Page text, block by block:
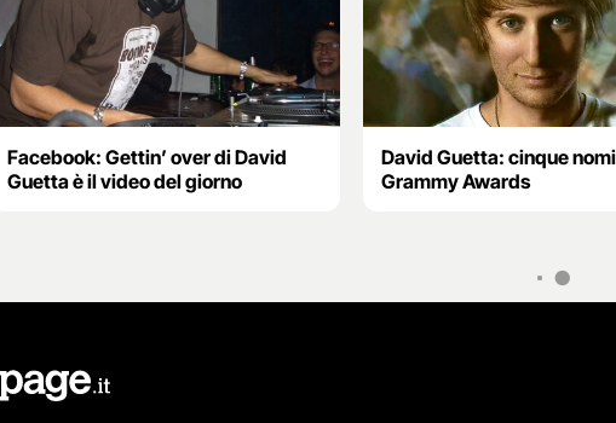
Facebook: Gettin’ over di David
Guetta è il video del giorno
David Guetta: cinque
Grammy Awards